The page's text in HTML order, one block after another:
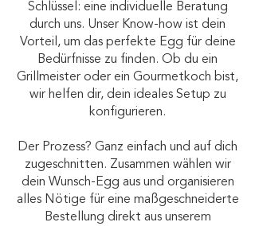
Schlüssel: eine individuelle Beratung
durch uns. Unser Know-how ist dein
Vorteil, um das perfekte Egg für deine
Bedürfnisse zu finden. Ob du ein
Grillmeister oder ein Gourmetkoch bist,
wir helfen dir, dein ideales Setup zu
konfigurieren.
Der Prozess? Ganz einfach und auf dich
zugeschnitten. Zusammen wählen wir
dein Wunsch-Egg aus und organisieren
alles Nötige für eine maßgeschneiderte
Bestellung direkt aus unserem